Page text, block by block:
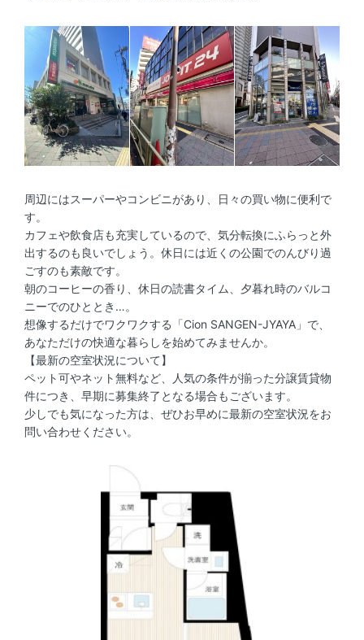
周辺にはスーパーやコンビニがあり、日々の買い物に便利で
す。
カフェや飲食店も充実しているので、気分転換にふらっと外
出するのも良いでしょう。休日には近くの公園でのんびり過
ごすのも素敵です。
朝のコーヒーの香り、休日の読書タイム、夕暮れ時のバルコ
ニーでのひととき…。
想像するだけでワクワクする「Cion SANGEN-JYAYA」で、
あなただけの快適な暮らしを始めてみませんか。
【最新の空室状況について】
ペット可やネット無料など、人気の条件が揃った分譲賃貸物
件につき、早期に募集終了となる場合もございます。
少しでも気になった方は、ぜひお早めに最新の空室状況をお
問い合わせください。